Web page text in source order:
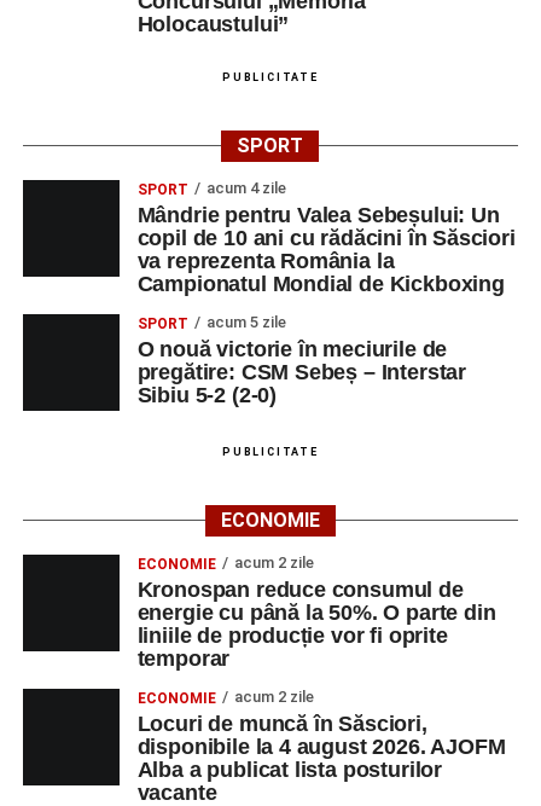
Holocaustului”
PUBLICITATE
SPORT
SPORT acum 4 zile
Mândrie pentru Valea Sebeșului: Un
copil de 10 ani cu rădăcini în Săsciori
va reprezenta România la
Campionatul Mondial de Kickboxing
SPORT acum 5 zile
O nouă victorie în meciurile de
pregătire: CSM Sebeș – Interstar
Sibiu 5-2 (2-0)
PUBLICITATE
ECONOMIE
ECONOMIE acum 2 zile
Kronospan reduce consumul de
energie cu până la 50%. O parte din
liniile de producție vor fi oprite
temporar
ECONOMIE acum 2 zile
Locuri de muncă în Săsciori,
disponibile la 4 august 2026. AJOFM
Alba a publicat lista posturilor
vacante